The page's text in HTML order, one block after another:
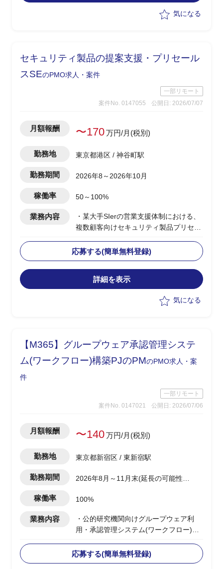
管理、議事録作成、課題管理
気になる
セキュリティ製品の提案支援・プリセール
スSEのPMO求人・案件
一部リモート
案件No. 0147055
公開日: 2026/07/07
月額報酬 〜170万円/月(税別)
勤務地 東京都港区 / 神谷町駅
勤務期間 2026年8～2026年10月
稼働率 50～100%
業務内容
・某大手SIerの営業支援体制における、
複数顧客向けセキュリティ製品プリセー
・セキュリティ領域全般に広く知見を持
ち、社内外コミュニケーション、提案資
料作成を担う役割
・クライアントのセキュリティ課題をヒ
・社内向けセキュリティ製品の提案支
援、教育
応募する(簡単無料登録)
詳細を表示
気になる
【M365】グループウェア承認管理システ
ム(ワークフロー)構築PJのPMのPMO求人・案
件
一部リモート
案件No. 0147021
公開日: 2026/07/06
月額報酬 〜140万円/月(税別)
勤務地 東京都新宿区 / 東新宿駅
勤務期間
2026年8月～11月末(延長の可能性あ
稼働率 100%
業務内容
・公的研究機関向けグループウェア利
用・承認管理システム(ワークフロー)構
・ベンダー側PMとして以下の業務を実
施予定(8月より現任PMの後任として途
応募する(簡単無料登録)